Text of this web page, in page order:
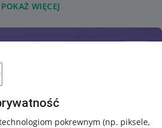
pokrewnym (np. piksele,
POKAŻ WIĘCEJ